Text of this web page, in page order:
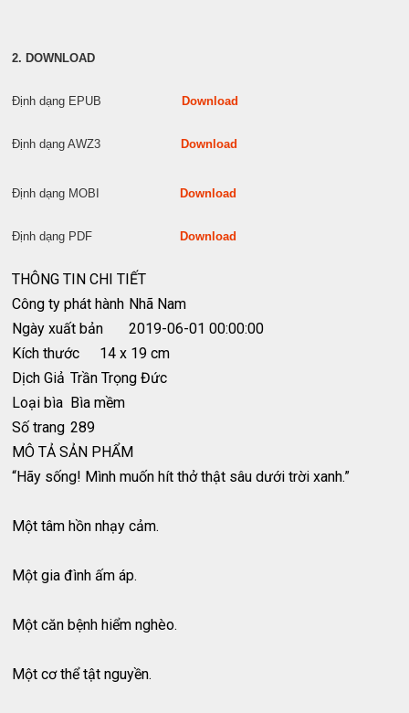
2. DOWNLOAD
Định dạng EPUB Download
Định dạng AWZ3 Download
Định dạng MOBI Download
Định dạng PDF Download
THÔNG TIN CHI TIẾT
Công ty phát hành Nhã Nam
Ngày xuất bản
2019-06-01 00:00:00
Kích thước
14 x 19 cm
Dịch Giả Trần Trọng Đức
Loại bìa Bìa mềm
Số trang 289
MÔ TẢ SẢN PHẨM
“Hãy sống! Mình muốn hít thở thật sâu dưới trời xanh.”
Một tâm hồn nhạy cảm.
Một gia đình ấm áp.
Một căn bệnh hiểm nghèo.
Một cơ thể tật nguyền.